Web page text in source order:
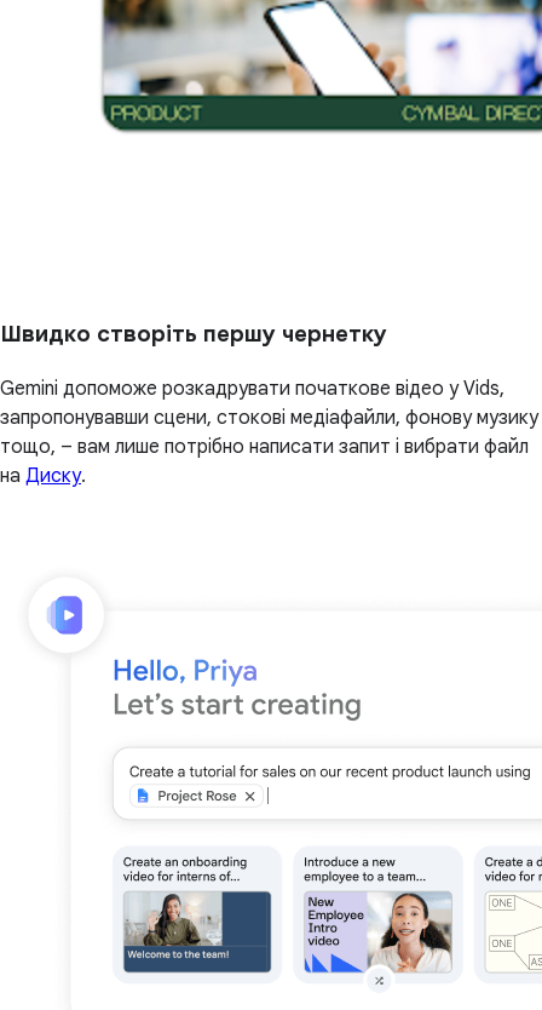
Швидко створіть першу чернетку
Gemini допоможе розкадрувати початкове відео у Vids,
запропонувавши сцени, стокові медіафайли, фонову музику
тощо, – вам лише потрібно написати запит і вибрати файл
на Диску.